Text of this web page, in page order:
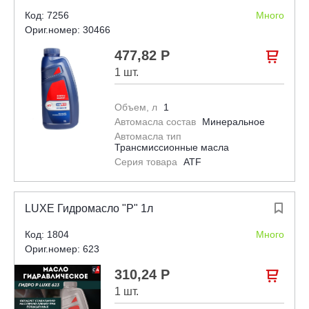
Код: 7256
Много
Ориг.номер: 30466
477,82 Р
1 шт.

Объем, л
1
Автомасла состав
Минеральное
Автомасла тип
Трансмиссионные масла
Серия товара
ATF

LUXE Гидромасло "Р" 1л
Код: 1804
Много
Ориг.номер: 623
310,24 Р
1 шт.
